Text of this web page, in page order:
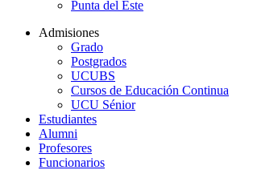
Punta del Este
Admisiones
Grado
Postgrados
UCUBS
Cursos de Educación Continua
UCU Sénior
Estudiantes
Alumni
Profesores
Funcionarios